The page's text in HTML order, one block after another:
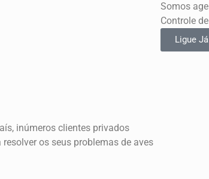
Somos
Controle
Ligue
inúmeros clientes privados
os seus problemas de aves